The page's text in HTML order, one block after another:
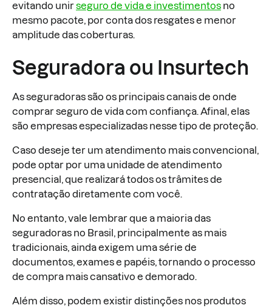
evitando unirseguro de vida e investimentos no
mesmo pacote, por conta dos resgates e menor
amplitude das coberturas.
Seguradora ou Insurtech
As seguradoras são os principais canais de onde
comprar seguro de vida com confiança. Afinal, elas
são empresas especializadas nesse tipo de proteção.
Caso deseje ter um atendimento mais convencional,
pode optar por uma unidade de atendimento
presencial, que realizará todos os trâmites de
contratação diretamente com você.
No entanto, vale lembrar que a maioria das
seguradoras no Brasil, principalmente as mais
tradicionais, ainda exigem uma série de
documentos, exames e papéis, tornando o processo
de compra mais cansativo e demorado.
Além disso, podem existir distinções nos produtos